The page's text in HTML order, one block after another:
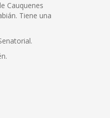
Cauquenes
Tiene una